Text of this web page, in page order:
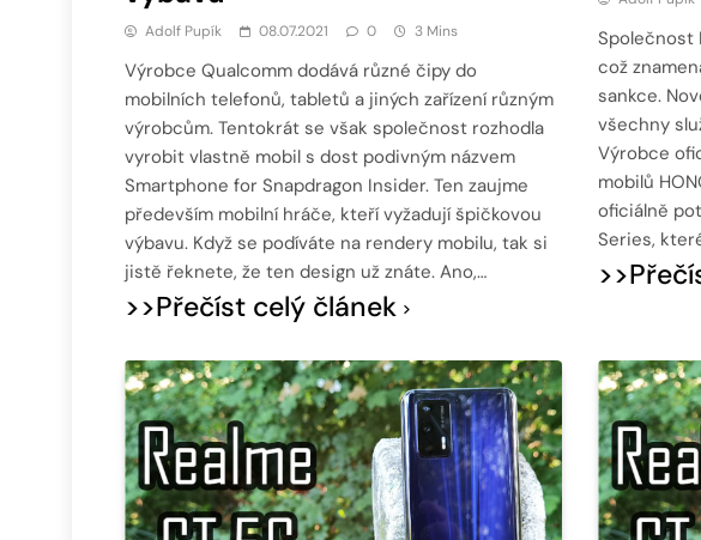
Adolf Pupík 08.07.2021 0 3 Mins
Výrobce Qualcomm dodává různé čipy do
mobilních telefonů, tabletů a jiných zařízení různým
výrobcům. Tentokrát se však společnost rozhodla
vyrobit vlastně mobil s dost podivným názvem
Smartphone for Snapdragon Insider. Ten zaujme
především mobilní hráče, kteří vyžadují špičkovou
výbavu. Když se podíváte na rendery mobilu, tak si
jistě řeknete, že ten design už znáte. Ano,…
>>Přečíst celý článek
Společnost
což
sankce.
všechny
Výrobce
mobilů
oficiálně
Series,